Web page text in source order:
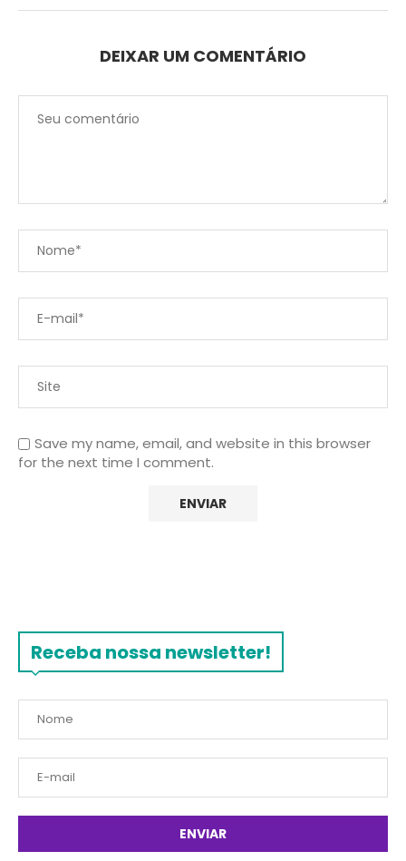
DEIXAR UM COMENTÁRIO
Save my name, email, and website in this browser
for the next time I comment.
Receba nossa newsletter!